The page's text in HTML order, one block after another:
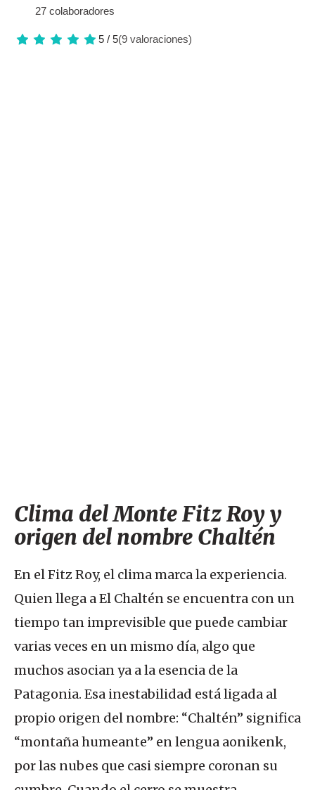
27 colaboradores
5 / 5(9 valoraciones)
Clima del Monte Fitz Roy y
origen del nombre Chaltén
En el Fitz Roy, el clima marca la experiencia.
Quien llega a El Chaltén se encuentra con un
tiempo tan imprevisible que puede cambiar
varias veces en un mismo día, algo que
muchos asocian ya a la esencia de la
Patagonia. Esa inestabilidad está ligada al
propio origen del nombre: “Chaltén” significa
“montaña humeante” en lengua aonikenk,
por las nubes que casi siempre coronan su